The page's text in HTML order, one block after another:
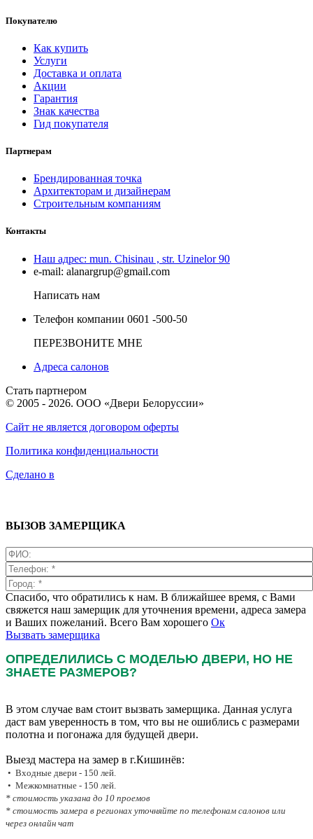
Покупателю
Как купить
Услуги
Доставка и оплата
Акции
Гарантия
Знак качества
Гид покупателя
Партнерам
Брендированная точка
Архитекторам и дизайнерам
Строительным компаниям
Контакты
Наш адрес: mun. Chisinau , str. Uzinelor 90
e-mail: alanargrup@gmail.com
Написать нам
Телефон компании 0601 -500-50
ПЕРЕЗВОНИТЕ МНЕ
Адреса салонов
Стать партнером
© 2005 - 2026. ООО «Двери Белоруссии»
Сайт не является договором оферты
Политика конфиденциальности
Сделано в
ВЫЗОВ ЗАМЕРЩИКА
Спасибо, что обратились к нам. В ближайшее время, с Вами
свяжется наш замерщик для уточнения времени, адреса замера
и Ваших пожеланий. Всего Вам хорошего Ок
Вызвать замерщика
ОПРЕДЕЛИЛИСЬ С МОДЕЛЬЮ ДВЕРИ, НО НЕ
ЗНАЕТЕ РАЗМЕРОВ?
В этом случае вам стоит вызвать замерщика. Данная услуга
даст вам уверенность в том, что вы не ошиблись с размерами
полотна и погонажа для будущей двери.
Выезд мастера на замер в г.Кишинёв:
• Входные двери - 150 лей.
• Межкомнатные - 150 лей.
* стоимость указана до 10 проемов
* стоимость замера в регионах уточняйте по телефонам салонов или
через онлайн чат